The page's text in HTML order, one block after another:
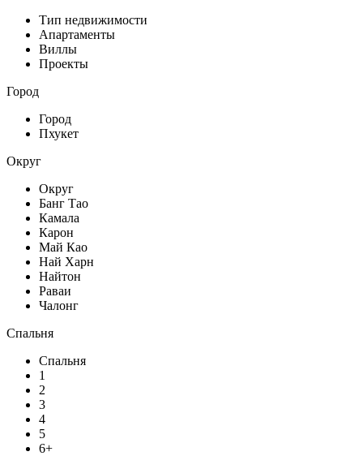
Тип недвижимости
Апартаменты
Виллы
Проекты
Город
Город
Пхукет
Округ
Округ
Банг Тао
Камала
Карон
Май Као
Най Харн
Найтон
Раваи
Чалонг
Спальня
Спальня
1
2
3
4
5
6+